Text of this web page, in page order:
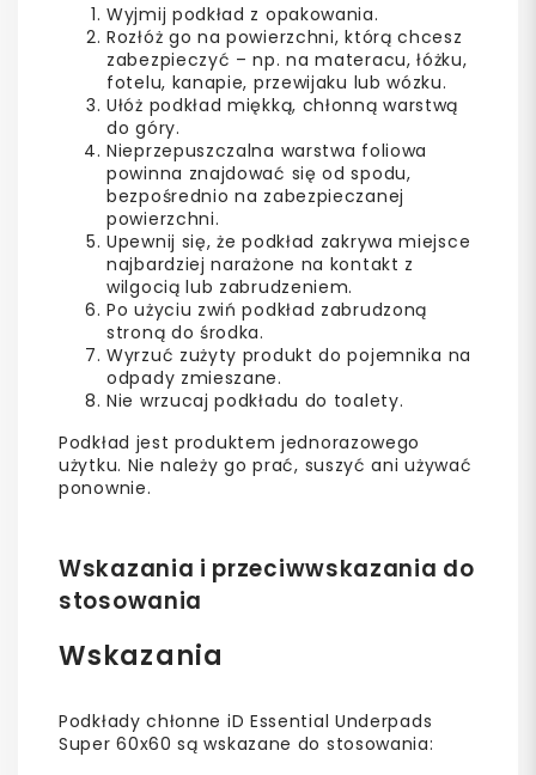
Wyjmij podkład z opakowania.
Rozłóż go na powierzchni, którą chcesz
zabezpieczyć – np. na materacu, łóżku,
fotelu, kanapie, przewijaku lub wózku.
Ułóż podkład miękką, chłonną warstwą
do góry.
Nieprzepuszczalna warstwa foliowa
powinna znajdować się od spodu,
bezpośrednio na zabezpieczanej
powierzchni.
Upewnij się, że podkład zakrywa miejsce
najbardziej narażone na kontakt z
wilgocią lub zabrudzeniem.
Po użyciu zwiń podkład zabrudzoną
stroną do środka.
Wyrzuć zużyty produkt do pojemnika na
odpady zmieszane.
Nie wrzucaj podkładu do toalety.
Podkład jest produktem jednorazowego
użytku. Nie należy go prać, suszyć ani używać
ponownie.
Wskazania i przeciwwskazania do
stosowania
Wskazania
Podkłady chłonne iD Essential Underpads
Super 60x60 są wskazane do stosowania: